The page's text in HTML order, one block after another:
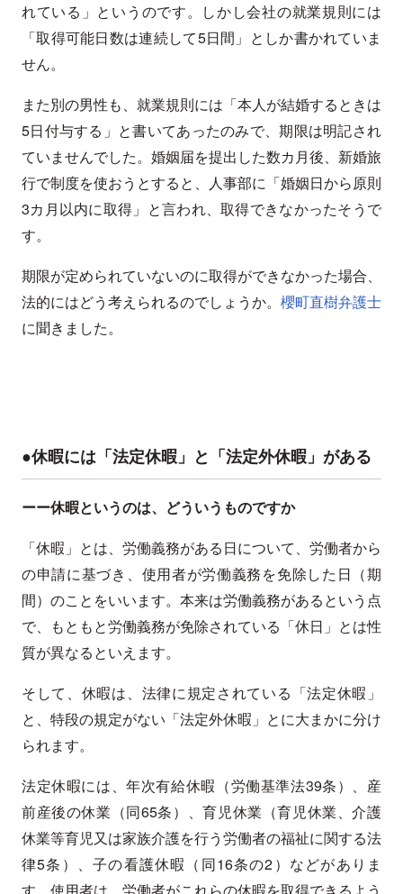
れている」というのです。しかし会社の就業規則には
「取得可能日数は連続して5日間」としか書かれていま
せん。
また別の男性も、就業規則には「本人が結婚するときは
5日付与する」と書いてあったのみで、期限は明記され
ていませんでした。婚姻届を提出した数カ月後、新婚旅
行で制度を使おうとすると、人事部に「婚姻日から原則
3カ月以内に取得」と言われ、取得できなかったそうで
す。
期限が定められていないのに取得ができなかった場合、
法的にはどう考えられるのでしょうか。 櫻町直樹弁護士
に聞きました。
●休暇には「法定休暇」と「法定外休暇」がある
ーー休暇というのは、どういうものですか
「休暇」とは、労働義務がある日について、労働者から
の申請に基づき、使用者が労働義務を免除した日（期
間）のことをいいます。本来は労働義務があるという点
で、もともと労働義務が免除されている「休日」とは性
質が異なるといえます。
そして、休暇は、法律に規定されている「法定休暇」
と、特段の規定がない「法定外休暇」とに大まかに分け
られます。
法定休暇には、年次有給休暇（労働基準法39条）、産
前産後の休業（同65条）、育児休業（育児休業、介護
休業等育児又は家族介護を行う労働者の福祉に関する法
律5条）、子の看護休暇（同16条の2）などがありま